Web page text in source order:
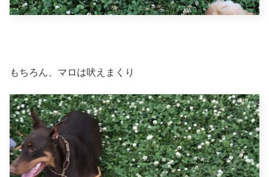
もちろん、マロは吠えまくり